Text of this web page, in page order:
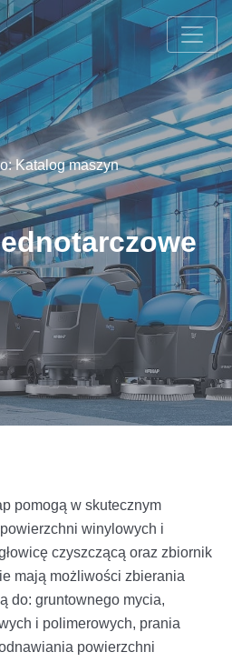
Katalog maszyn
pomogą w skutecznym
winylowych i
czyszczącą oraz zbiornik
mają możliwości zbierania
do: gruntownego mycia,
i polimerowych, prania
powierzchni